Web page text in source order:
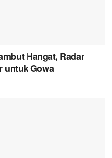
Hangat, Radar
untuk Gowa